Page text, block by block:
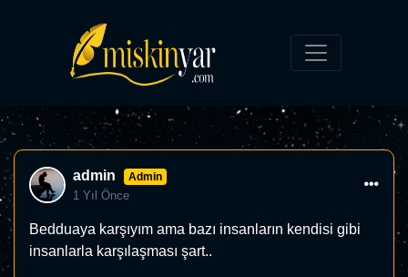
admin Admin
1 Yıl Önce
Bedduaya karşıyım ama bazı insanların kendisi gibi
insanlarla karşılaşması şart..